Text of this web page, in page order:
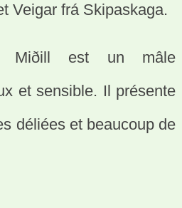
Veigar frá Skipaskaga.
Miðill est un mâle
et sensible. Il présente
déliées et beaucoup de